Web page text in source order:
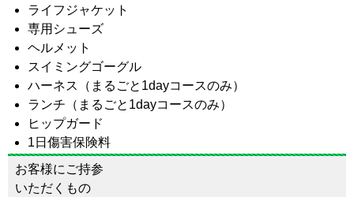
ライフジャケット
専用シューズ
ヘルメット
スイミングゴーグル
ハーネス（まるごと1dayコースのみ）
ランチ（まるごと1dayコースのみ）
ヒップガード
1日傷害保険料
お客様にご持参
いただくもの